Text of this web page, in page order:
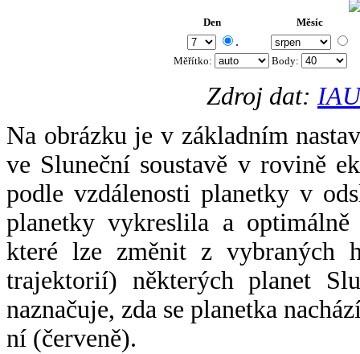
Den Měsíc
.
Měřítko: Body:
Zdroj dat:
Na obrázku je v základním
ve Sluneční soustavě v rovině
podle vzdálenosti planetky v
planetky vykreslila a
které lze změnit z vybraných
trajektorií) některých planet
naznačuje, zda se planetka
ní (červeně).